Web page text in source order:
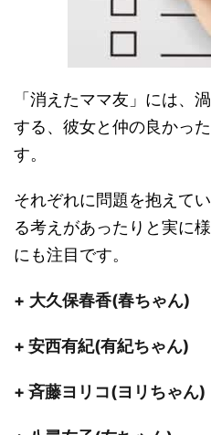
「消えたママ友」には、
する、彼女と仲の良かっ
す。
それぞれに問題を抱えて
る考えがあったりと実に
にも注目です。
+ 大久保春香(春ちゃん)
+ 安西有紀(有紀ちゃん)
+ 斉藤ヨリコ(ヨリちゃん)